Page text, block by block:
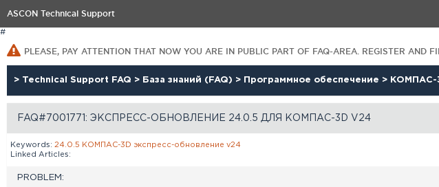
ASCON Technical Support
#
PLEASE, PAY ATTENTION THAT NOW YOU ARE IN PUBLIC PART OF FAQ-AREA. REGISTER AND
> Technical Support FAQ > База знаний (FAQ) > Программное обеспечение > КОМПАС-
FAQ#7001771: ЭКСПРЕСС-ОБНОВЛЕНИЕ 24.0.5 ДЛЯ КОМПАС-3D V24
Keywords: 24.0.5 КОМПАC-3D экспресс-обновление v24
Linked Articles:
PROBLEM: